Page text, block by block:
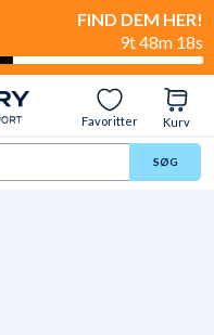
FIND DEM HER!
9t 48m 17s
Favoritter Kurv
SØG
Anmeldelser